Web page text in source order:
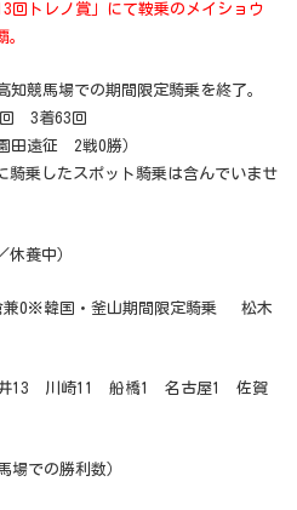
回トレノ賞」にて鞍乗のメイショウ
。
知競馬場での期間限定騎乗を終了。
3着63回
遠征 2戦0勝）
乗したスポット騎乗は含んでいませ
養中）
0※韓国・釜山期間限定騎乗 松木
井13 川崎11 船橋1 名古屋1 佐賀
場での勝利数）